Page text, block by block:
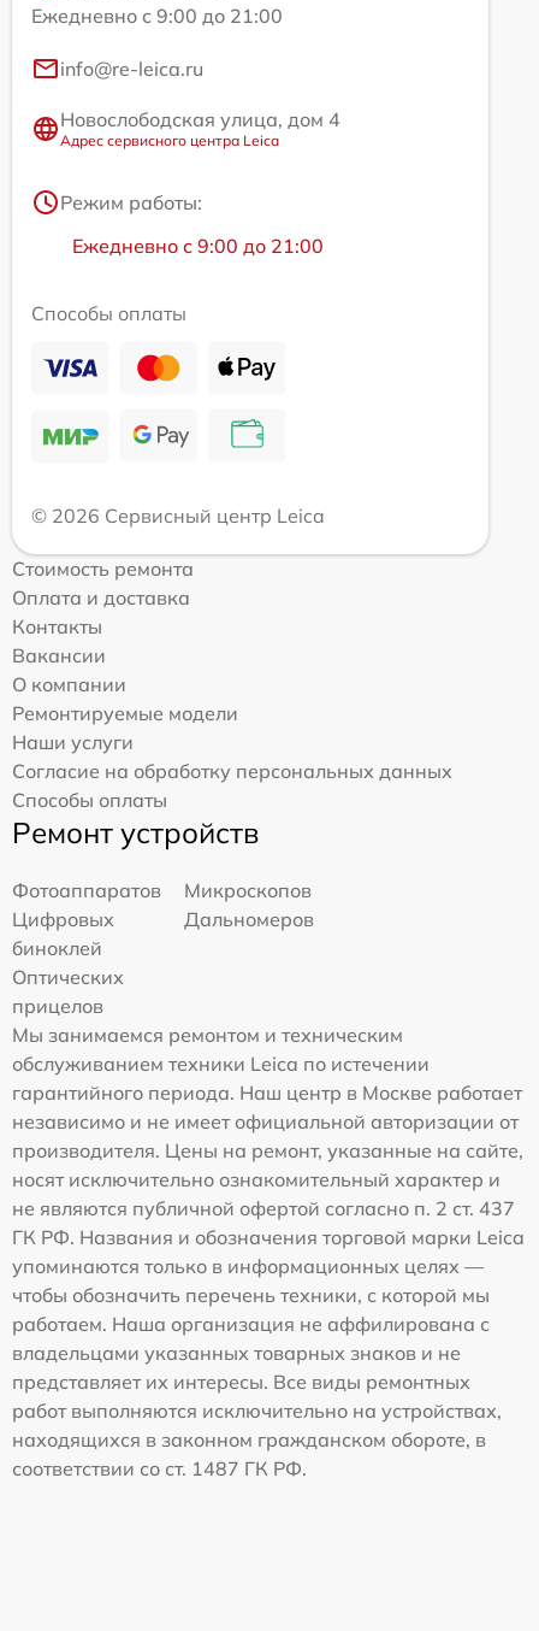
Ежедневно с 9:00 до 21:00
info@re-leica.ru
Новослободская улица, дом 4
Адрес сервисного центра Leica
Режим работы:
Ежедневно с 9:00 до 21:00
Способы оплаты
© 2026 Сервисный центр Leica
Стоимость ремонта
Оплата и доставка
Контакты
Вакансии
О компании
Ремонтируемые модели
Наши услуги
Согласие на обработку персональных данных
Способы оплаты
Ремонт устройств
Фотоаппаратов
Микроскопов
Цифровых
биноклей
Дальномеров
Оптических
прицелов
Мы занимаемся ремонтом и техническим
обслуживанием техники Leica по истечении
гарантийного периода. Наш центр в Москве работает
независимо и не имеет официальной авторизации от
производителя. Цены на ремонт, указанные на сайте,
носят исключительно ознакомительный характер и
не являются публичной офертой согласно п. 2 ст. 437
ГК РФ. Названия и обозначения торговой марки Leica
упоминаются только в информационных целях —
чтобы обозначить перечень техники, с которой мы
работаем. Наша организация не аффилирована с
владельцами указанных товарных знаков и не
представляет их интересы. Все виды ремонтных
работ выполняются исключительно на устройствах,
находящихся в законном гражданском обороте, в
соответствии со ст. 1487 ГК РФ.